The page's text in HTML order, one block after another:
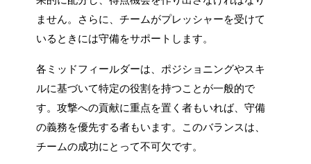
ません。さらに、チームがプレッシャーを受けて
いるときには守備をサポートします。
各ミッドフィールダーは、ポジショニングやスキ
ルに基づいて特定の役割を持つことが一般的で
す。攻撃への貢献に重点を置く者もいれば、守備
の義務を優先する者もいます。このバランスは、
チームの成功にとって不可欠です。